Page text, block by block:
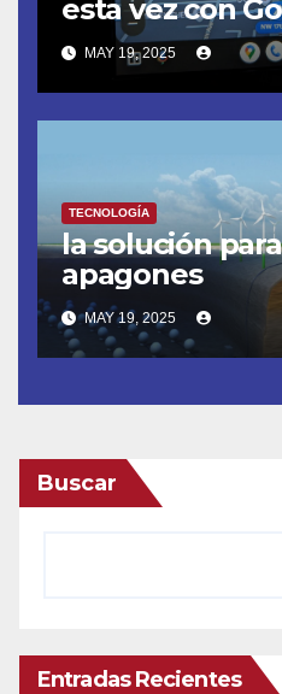
esta vez con
MAY 19, 2025
TECNOLOGÍA
la solución
apagones
MAY 19, 2025
Buscar
Entradas Recientes